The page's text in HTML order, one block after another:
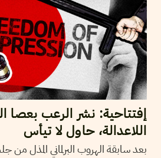
إفتتاحية: نشر الرعب بعصا
اللاعدالة، حاول لا تيأس
بعد سابقة الهروب البرلماني المذل